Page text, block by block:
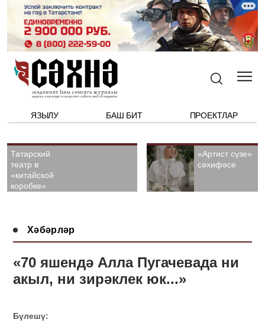
ЯЗЫЛУ БАШ БИТ ПРОЕКТЛАР
Татарский
театр в
«китайской
коробке»
«Артист сүзе»
сәхифәсе
Хәбәрләр
«70 яшендә Алла Пугачевада ни
акыл, ни зирәклек юк...»
Бүлешү: